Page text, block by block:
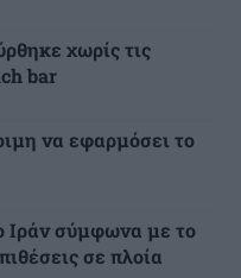
χωρίς τις
bar
να εφαρμόσει το
Ιράν σύμφωνα με το
σε πλοία